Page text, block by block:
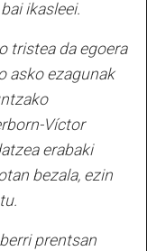
ikasleei.
tristea da egoera
asko ezagunak
Víctor
erabaki
bezala, ezin
prentsan